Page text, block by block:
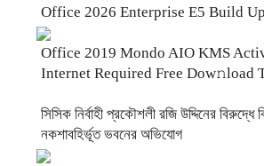
Office 2026 Enterprise E5 Build
Office 2019 Mondo AIO KMS
Internet Required Frее Dow𝚗load
সিসিক নির্বাহী প্রকৌশলী রজি উদ্দিনের বিরুদ্ধে
নকশাবহির্ভূত ভবনের অভিযোগ